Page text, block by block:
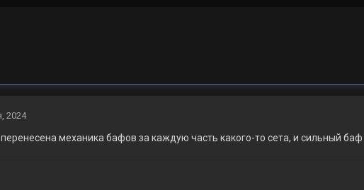
2024
механика бафов за каждую часть какого-то сета, и сильный баф